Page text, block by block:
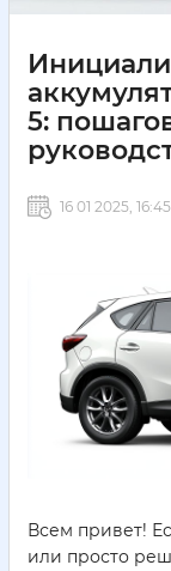
5:
16 01 2025, 16:45
Всем привет!
или просто